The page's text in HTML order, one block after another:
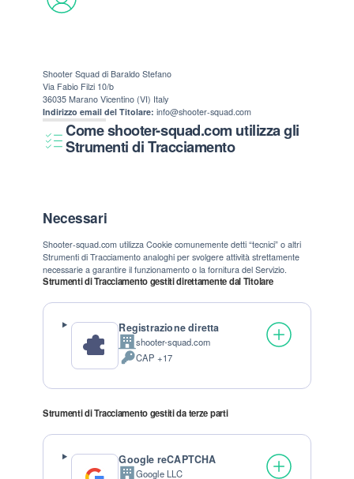
Shooter Squad di Baraldo Stefano
Via Fabio Filzi 10/b
36035 Marano Vicentino (VI) Italy
Indirizzo email del Titolare: info@shooter-squad.com
Come shooter-squad.com utilizza gli
Strumenti di Tracciamento
Necessari
Shooter-squad.com utilizza Cookie comunemente detti “tecnici” o altri
Strumenti di Tracciamento analoghi per svolgere attività strettamente
necessarie a garantire il funzionamento o la fornitura del Servizio.
Strumenti di Tracciamento gestiti direttamente dal Titolare
Registrazione diretta
Azienda:shooter-squad.com
Dati Personali trattati:
CAP +17
Strumenti di Tracciamento gestiti da terze parti
Google reCAPTCHA
Google LLC